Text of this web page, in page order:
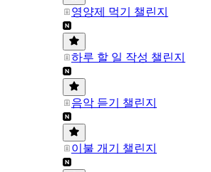
영양제 먹기 챌린지
하루 할 일 작성 챌린지
음악 듣기 챌린지
이불 개기 챌린지